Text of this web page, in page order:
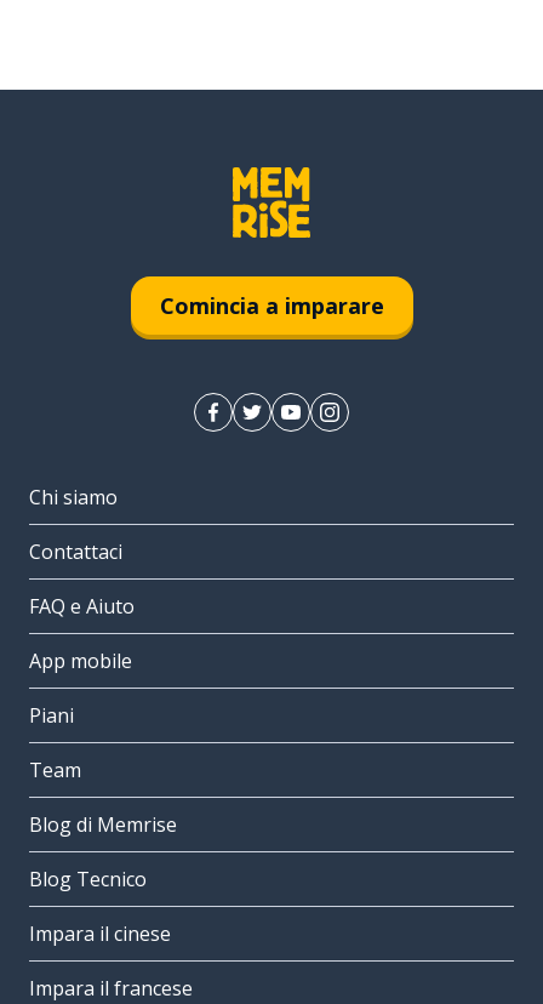
Comincia a imparare
Chi siamo
Contattaci
FAQ e Aiuto
App mobile
Piani
Team
Blog di Memrise
Blog Tecnico
Impara il cinese
Impara il francese